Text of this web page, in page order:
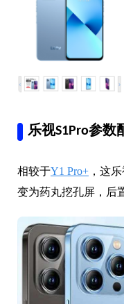
乐视S1Pro参数
相较于Y1 Pro+ ，这
变为药丸挖孔屏，后